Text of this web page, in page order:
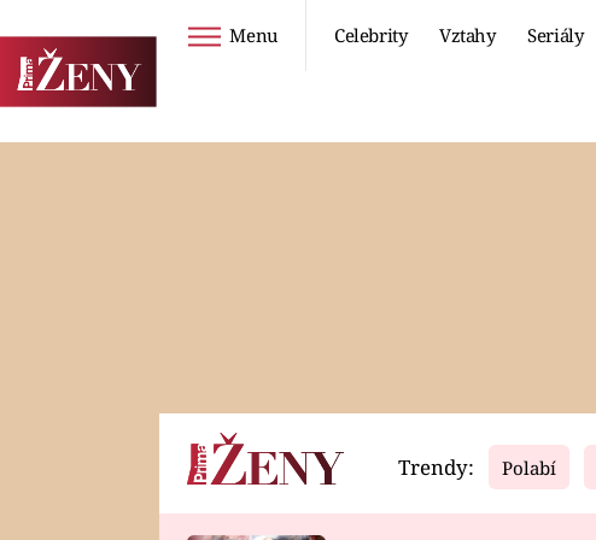
Menu Celebrity Vztahy Seriály
Horoskopy Video
Trendy: Polabí